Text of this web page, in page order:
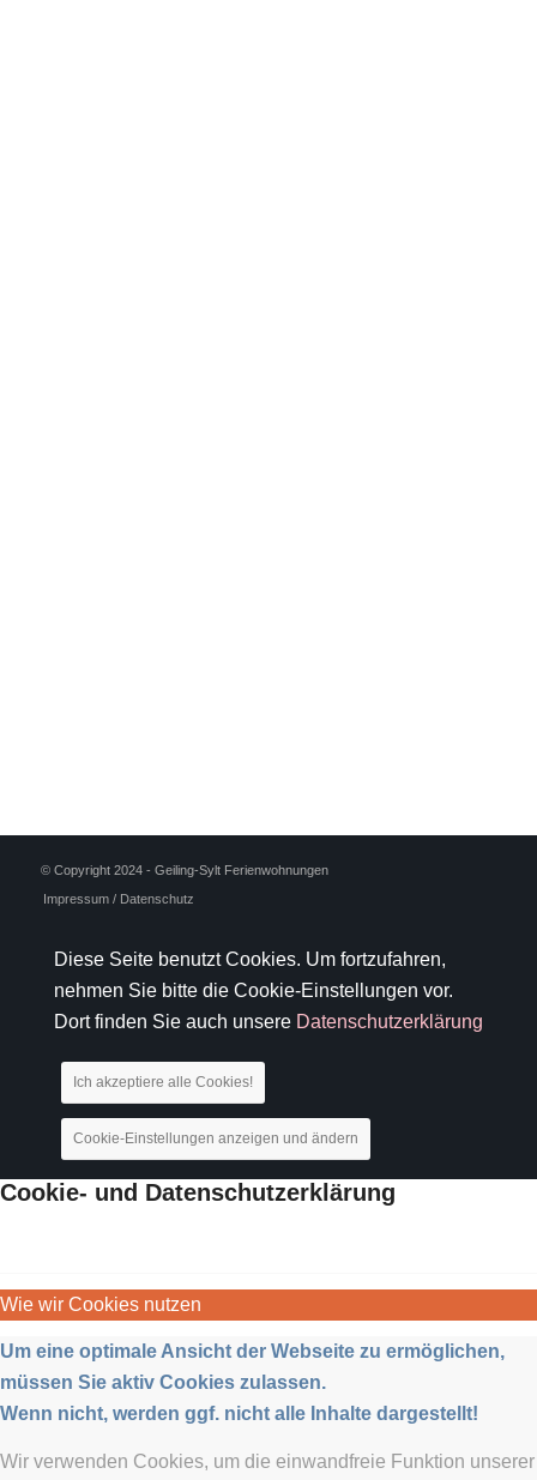
© Copyright 2024 - Geiling-Sylt Ferienwohnungen
Impressum / Datenschutz
Diese Seite benutzt Cookies. Um fortzufahren,
nehmen Sie bitte die Cookie-Einstellungen vor.
Dort finden Sie auch unsere Datenschutzerklärung
Ich akzeptiere alle Cookies!
Cookie-Einstellungen anzeigen und ändern
Cookie- und Datenschutzerklärung
Wie wir Cookies nutzen
Um eine optimale Ansicht der Webseite zu ermöglichen,
müssen Sie aktiv Cookies zulassen.
Wenn nicht, werden ggf. nicht alle Inhalte dargestellt!
Wir verwenden Cookies, um die einwandfreie Funktion unserer